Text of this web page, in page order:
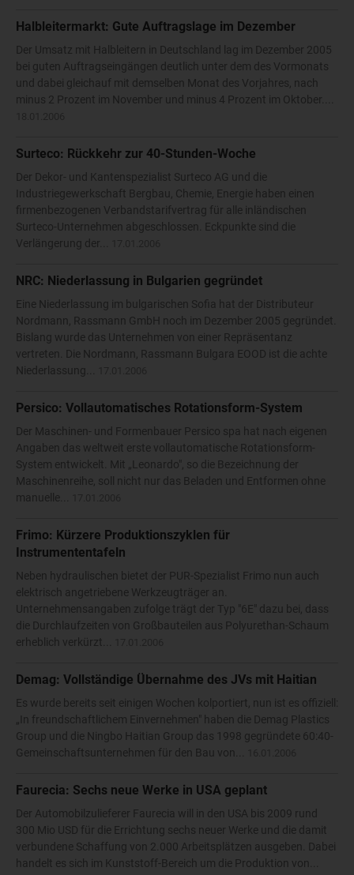
Halbleitermarkt: Gute Auftragslage im Dezember
Der Umsatz mit Halbleitern in Deutschland lag im Dezember 2005
bei guten Auftragseingängen deutlich unter dem des Vormonats
und dabei gleichauf mit demselben Monat des Vorjahres, nach
minus 2 Prozent im November und minus 4 Prozent im Oktober....
Surteco: Rückkehr zur 40-Stunden-Woche
Der Dekor- und Kantenspezialist Surteco AG und die
Industriegewerkschaft Bergbau, Chemie, Energie haben einen
firmenbezogenen Verbandstarifvertrag für alle inländischen
Surteco-Unternehmen abgeschlossen. Eckpunkte sind die
Verlängerung der...
NRC: Niederlassung in Bulgarien gegründet
Eine Niederlassung im bulgarischen Sofia hat der Distributeur
Nordmann, Rassmann GmbH noch im Dezember 2005 gegründet.
Bislang wurde das Unternehmen von einer Repräsentanz
vertreten. Die Nordmann, Rassmann Bulgara EOOD ist die achte
Niederlassung...
Persico: Vollautomatisches Rotationsform-System
Der Maschinen- und Formenbauer Persico spa hat nach eigenen
Angaben das weltweit erste vollautomatische Rotationsform-
System entwickelt. Mit „Leonardo", so die Bezeichnung der
Maschinenreihe, soll nicht nur das Beladen und Entformen ohne
manuelle...
Frimo: Kürzere Produktionszyklen für
Instrumententafeln
Neben hydraulischen bietet der PUR-Spezialist Frimo nun auch
elektrisch angetriebene Werkzeugträger an.
Unternehmensangaben zufolge trägt der Typ "6E" dazu bei, dass
die Durchlaufzeiten von Großbauteilen aus Polyurethan-Schaum
erheblich verkürzt...
Demag: Vollständige Übernahme des JVs mit Haitian
Es wurde bereits seit einigen Wochen kolportiert, nun ist es offiziell:
„In freundschaftlichem Einvernehmen" haben die Demag Plastics
Group und die Ningbo Haitian Group das 1998 gegründete 60:40-
Gemeinschaftsunternehmen für den Bau von...
Faurecia: Sechs neue Werke in USA geplant
Der Automobilzulieferer Faurecia will in den USA bis 2009 rund
300 Mio USD für die Errichtung sechs neuer Werke und die damit
verbundene Schaffung von 2.000 Arbeitsplätzen ausgeben. Dabei
handelt es sich im Kunststoff-Bereich um die Produktion von...